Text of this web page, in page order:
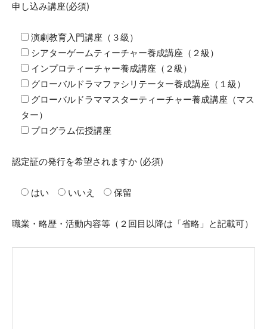
申し込み講座(必須)
演劇教育入門講座（３級）
シアターゲームティーチャー養成講座（２級）
インプロティーチャー養成講座（２級）
グローバルドラマファシリテーター養成講座（１級）
グローバルドラママスターティーチャー養成講座（マス
ター）
プログラム伝授講座
認定証の発行を希望されますか (必須)
はい いいえ 保留
職業・略歴・活動内容等（２回目以降は「省略」と記載可）